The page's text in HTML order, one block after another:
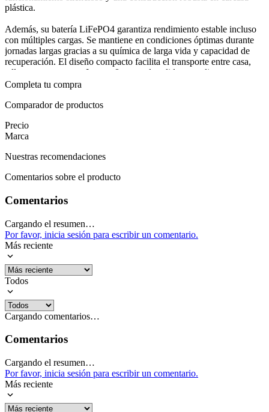
Potencia
Tipo
Estación de energía portátil eléctrica
Tipo: Eléctrico
o a Gasolina
Eléctrico
Vatios de
600 W
Vatios
Funcionamiento
plástica.
Además, su batería LiFePO4 garantiza rendimiento estable incluso
con múltiples cargas. Se mantiene en condiciones óptimas durante
jornadas largas gracias a su química de larga vida y capacidad de
recuperación. El diseño compacto facilita el transporte entre casa,
taller o campamento. Integra 8 tomas de salida para alimentar
herramientas, iluminación y dispositivos sin cambiar de enchufe
segura, mientras la gestión inteligente de energía maximiza la
pensada para uso rudo.
entrega suministro estable sin dependencia de la red eléctrica. Ideal
herramientas, iluminación y equipos de medición operativos cuando
logística de energía y aporta tranquilidad ante imprevistos.
Mostrar más
Completa tu compra
Comparador de productos
Precio
Marca
Nuestras recomendaciones
Comentarios sobre el producto
Comentarios
Cargando el resumen…
Por favor, inicia sesión para escribir un comentario.
Más reciente
Todos
Cargando comentarios…
Comentarios
Cargando el resumen…
Por favor, inicia sesión para escribir un comentario.
Más reciente